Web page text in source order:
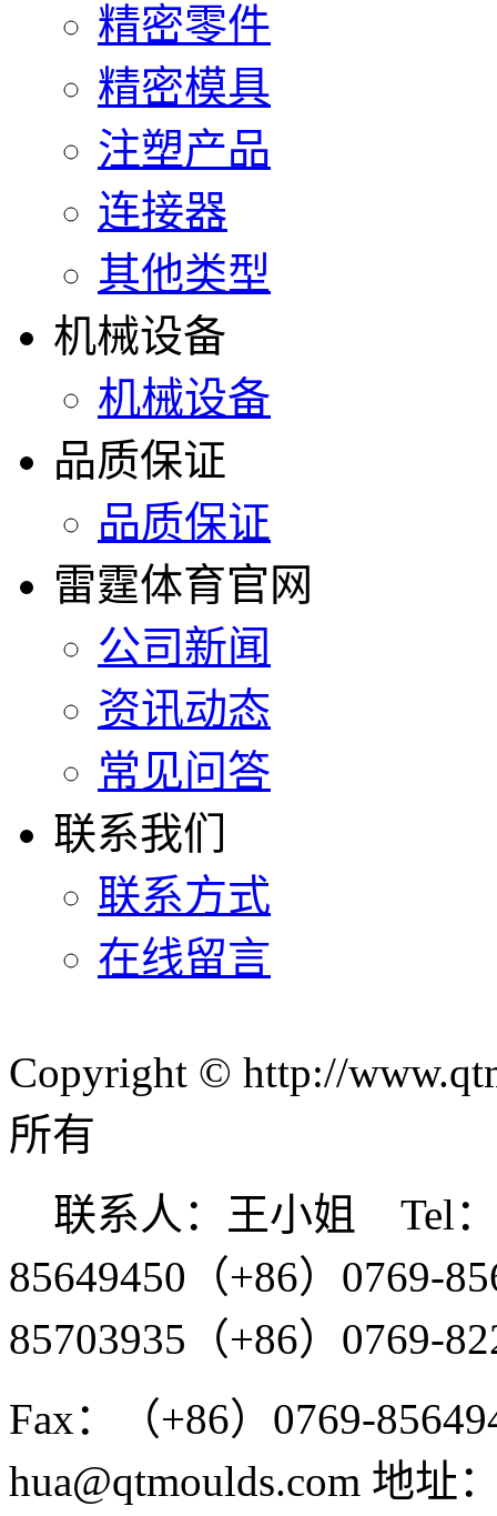
精密零件
精密模具
注塑产品
连接器
其他类型
机械设备
机械设备
品质保证
品质保证
雷霆体育官网
公司新闻
资讯动态
常见问答
联系我们
联系方式
在线留言
Copyright © http://
所有
联系人：王小姐 Tel：
85649450（+86）0769-
85703935（+86）0769-
Fax：（+86）0769-
hua@qtmoulds.com 地